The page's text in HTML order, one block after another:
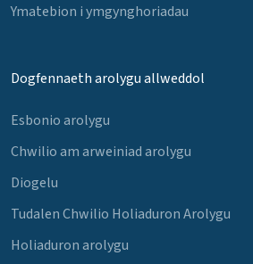
Ymatebion i ymgynghoriadau
Dogfennaeth arolygu allweddol
Esbonio arolygu
Chwilio am arweiniad arolygu
Diogelu
Tudalen Chwilio Holiaduron Arolygu
Holiaduron arolygu